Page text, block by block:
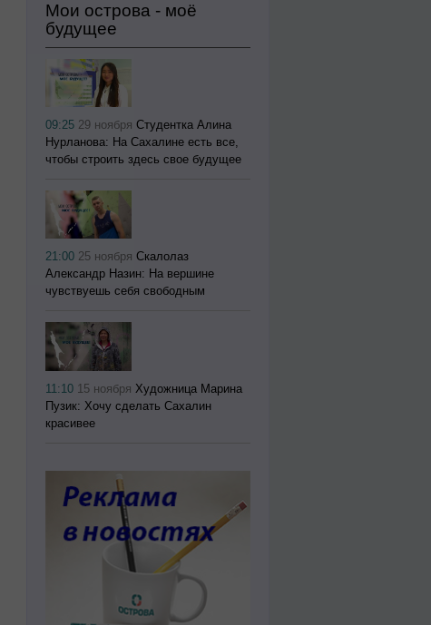
Мои острова - моё
будущее
09:25 29 ноября Студентка Алина
Нурланова: На Сахалине есть все,
чтобы строить здесь свое будущее
21:00 25 ноября Скалолаз
Александр Назин: На вершине
чувствуешь себя свободным
11:10 15 ноября Художница Марина
Пузик: Хочу сделать Сахалин
красивее